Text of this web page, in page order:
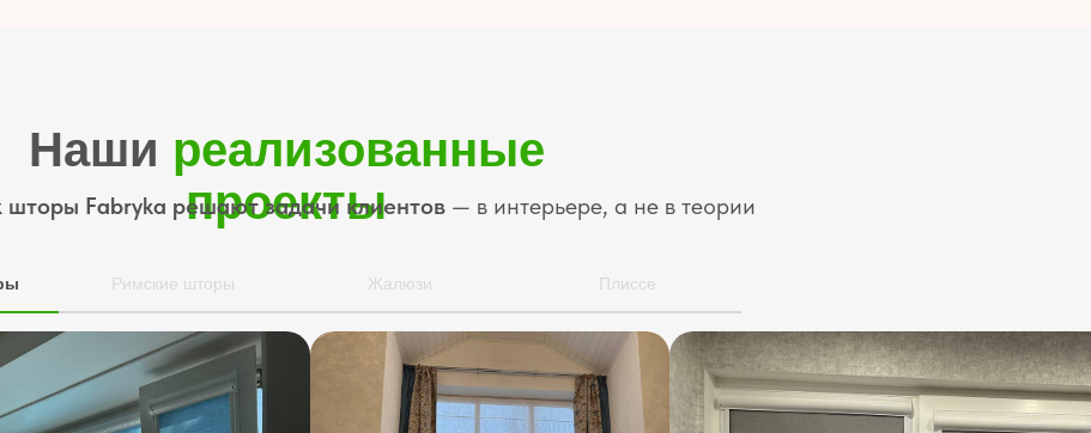
Наши реализованные
проекты
Fabryka решают задачи клиентов — в интерьере, а не в теории
Римские шторы Жалюзи Плиссе